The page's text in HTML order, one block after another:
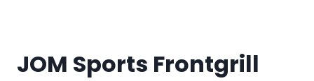
JOM Sports Frontgrill